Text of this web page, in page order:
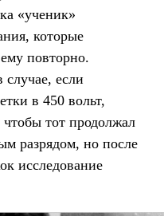
«ученик»
которые
повторно.
если
в 450 вольт,
чтобы тот продолжал
разрядом, но после
исследование